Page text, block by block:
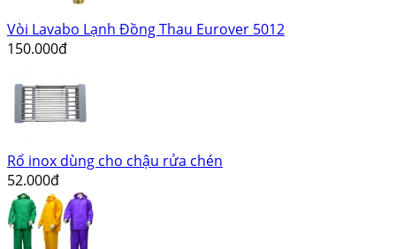
Vòi Lavabo Lạnh Đồng Thau Eurover 5012
150.000đ
Rổ inox dùng cho chậu rửa chén
52.000đ